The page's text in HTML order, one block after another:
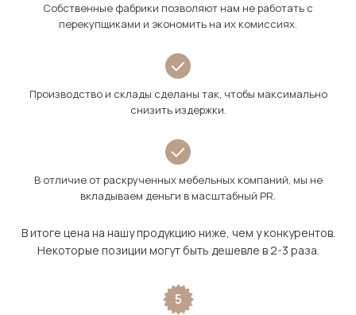
Собственные фабрики позволяют нам не работать с
перекупщиками и экономить на их комиссиях.
Производство и склады сделаны так, чтобы максимально
снизить издержки.
В отличие от раскрученных мебельных компаний, мы не
вкладываем деньги в масштабный PR.
В итоге цена на нашу продукцию ниже, чем у конкурентов.
Некоторые позиции могут быть дешевле в 2-3 раза.
5